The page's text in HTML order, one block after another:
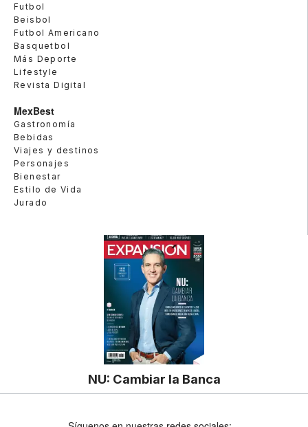
Futbol
Beisbol
Futbol Americano
Basquetbol
Más Deporte
Lifestyle
Revista Digital
MexBest
Gastronomía
Bebidas
Viajes y destinos
Personajes
Bienestar
Estilo de Vida
Jurado
NU: Cambiar la Banca